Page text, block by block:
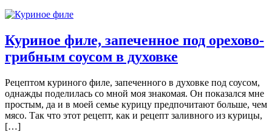
Куриное филе, запеченное под орехово-
грибным соусом в духовке
Рецептом куриного филе, запеченного в духовке под соусом,
однажды поделилась со мной моя знакомая. Он показался мне
простым, да и в моей семье курицу предпочитают больше, чем
мясо. Так что этот рецепт, как и рецепт заливного из курицы,
[…]